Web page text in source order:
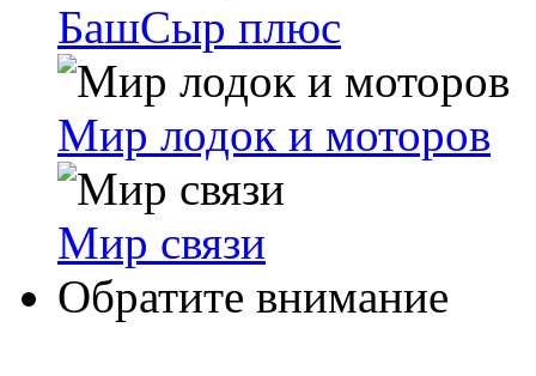
БашСыр плюс
Мир лодок и моторов
Мир связи
Обратите внимание